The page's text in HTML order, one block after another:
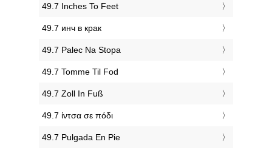
‎49.7 Inches To Feet
‎49.7 инч в крак
‎49.7 Palec Na Stopa
‎49.7 Tomme Til Fod
‎49.7 Zoll In Fuß
‎49.7 ίντσα σε πόδι
‎49.7 Pulgada En Pie